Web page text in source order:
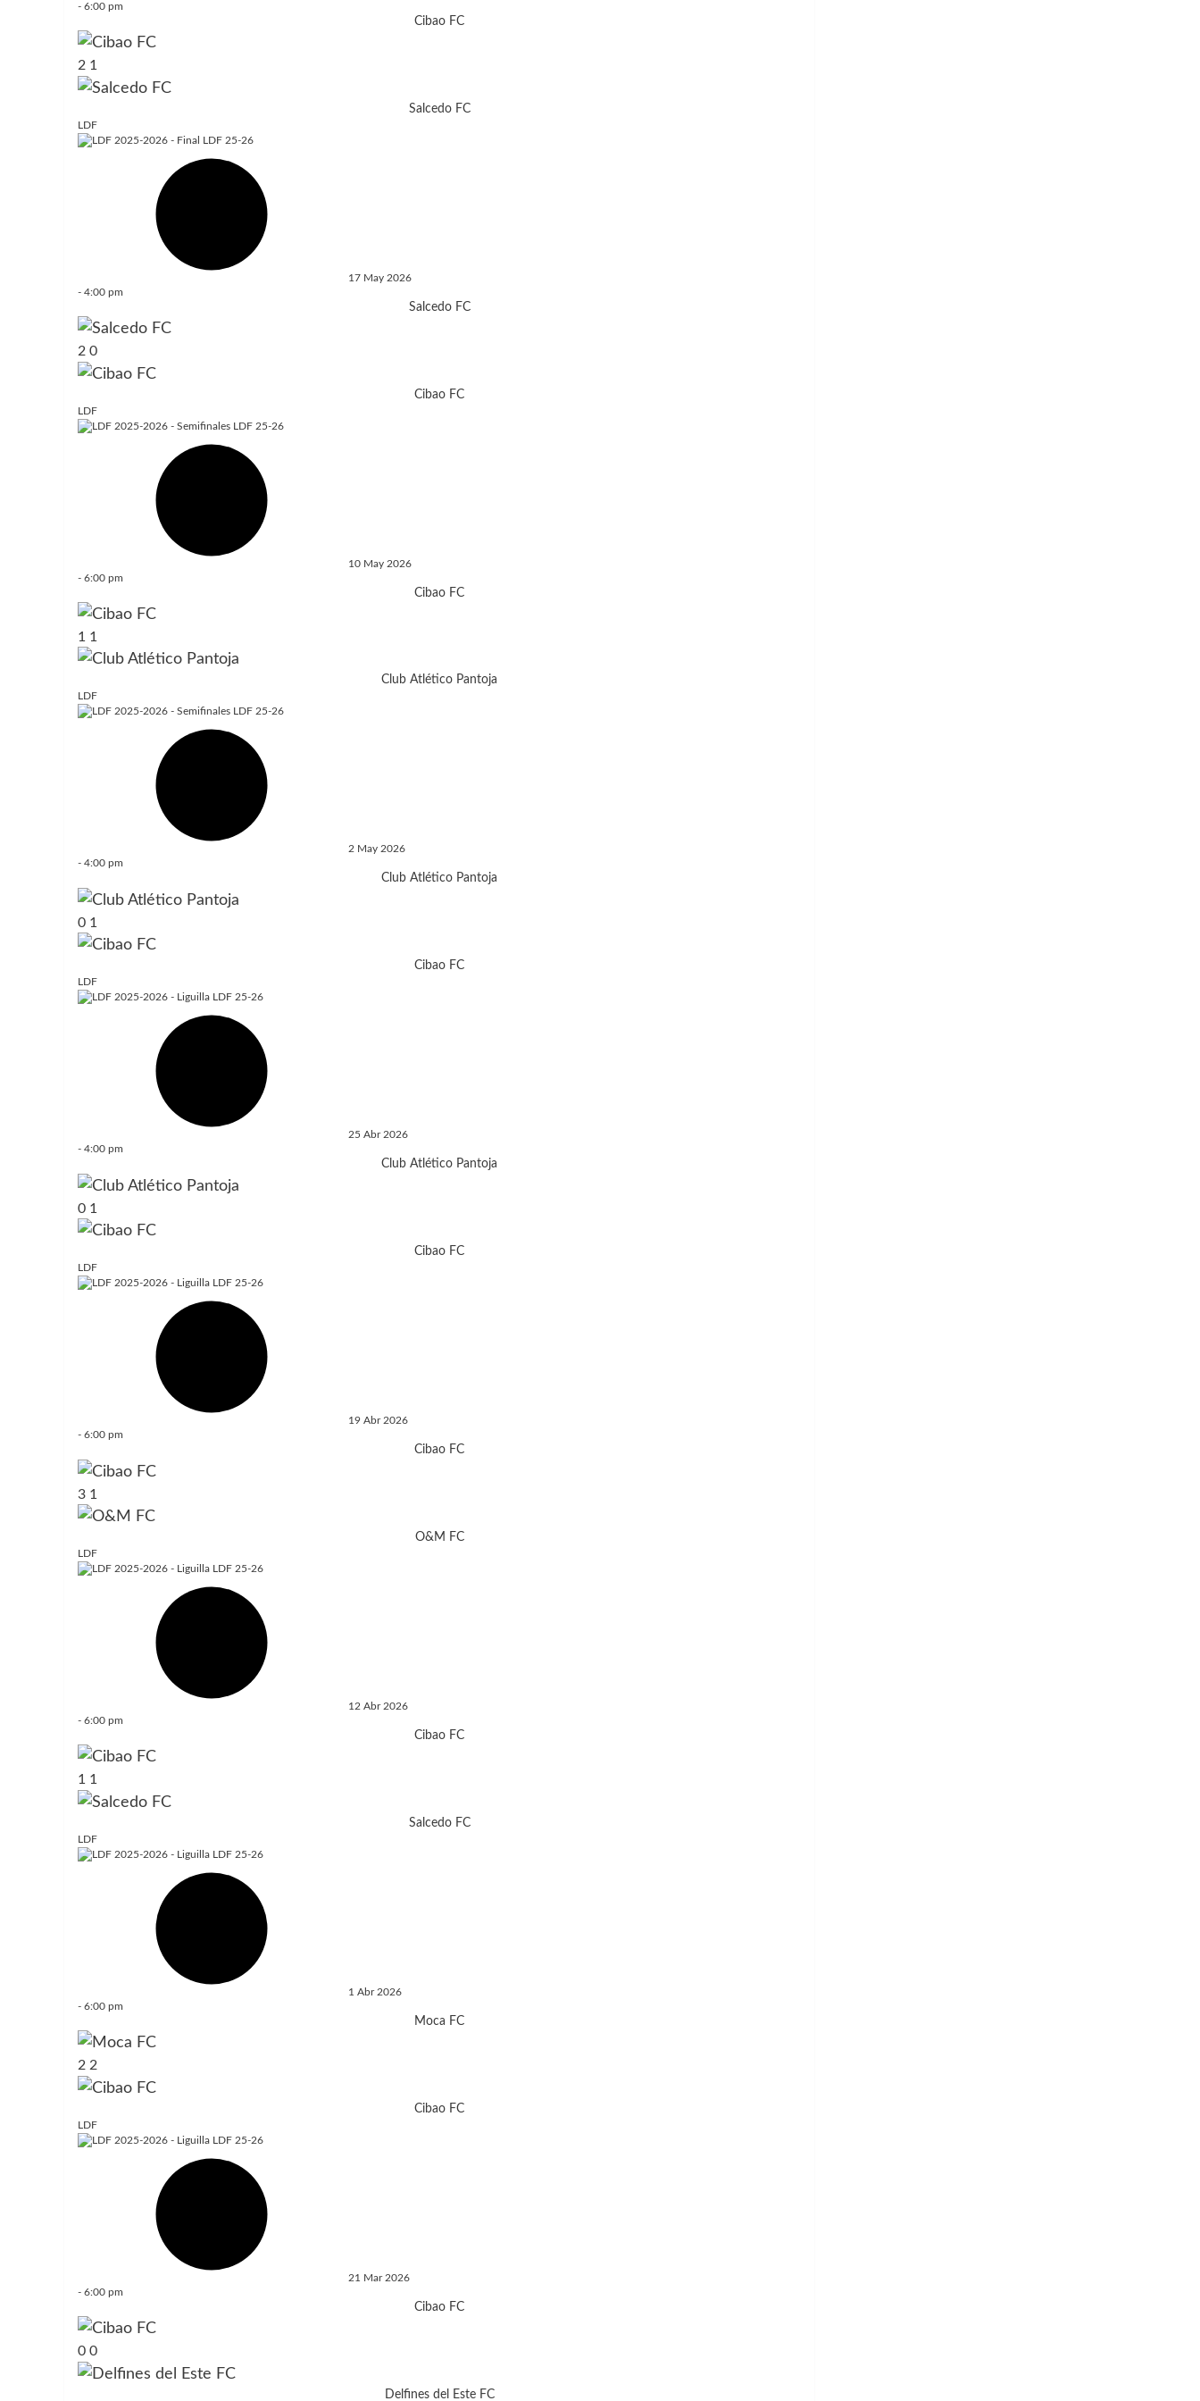
- 6:00 pm
Cibao FC
2 1
Salcedo FC
LDF
17 May 2026
- 4:00 pm
Salcedo FC
2 0
Cibao FC
LDF
10 May 2026
- 6:00 pm
Cibao FC
1 1
Club Atlético Pantoja
LDF
2 May 2026
- 4:00 pm
Club Atlético Pantoja
0 1
Cibao FC
LDF
25 Abr 2026
- 4:00 pm
Club Atlético Pantoja
0 1
Cibao FC
LDF
19 Abr 2026
- 6:00 pm
Cibao FC
3 1
O&M FC
LDF
12 Abr 2026
- 6:00 pm
Cibao FC
1 1
Salcedo FC
LDF
1 Abr 2026
- 6:00 pm
Moca FC
2 2
Cibao FC
LDF
21 Mar 2026
- 6:00 pm
Cibao FC
0 0
Delfines del Este FC